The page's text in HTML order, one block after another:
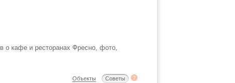
о кафе и ресторанах Фресно, фото,
Объекты Советы